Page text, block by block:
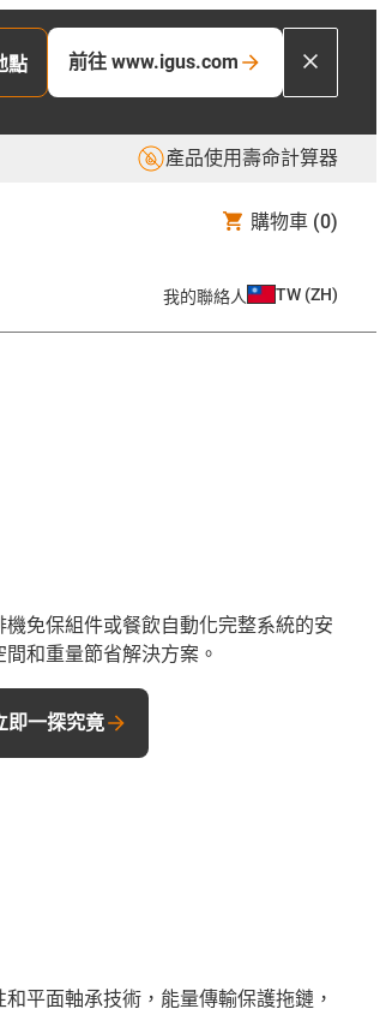
點 前往 www.igus.com
產品使用壽命計算器
購物車 (0)
我的聯絡人 TW (ZH)
機免保組件或餐飲自動化完整系統的安
間和重量節省解決方案。
即一探究竟
和平面軸承技術，能量傳輸保護拖鏈，